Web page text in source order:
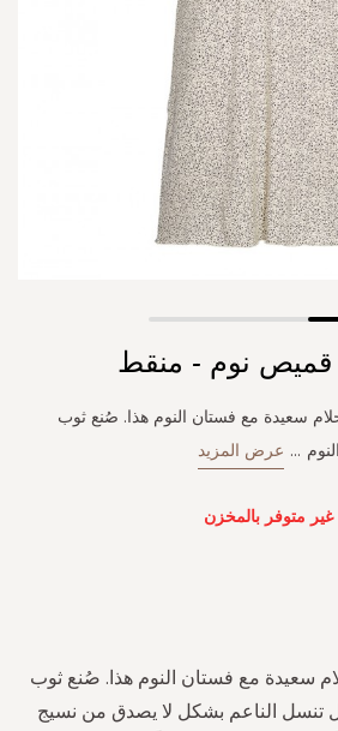
قميص نوم - منقط
سعيدة مع فستان النوم هذا. صُنع ثوب
النوم ... عرض المزيد
غير متوفر بالمخزن
سعيدة مع فستان النوم هذا. صُنع ثوب
تنسل الناعم بشكل لا يصدق من نسيج